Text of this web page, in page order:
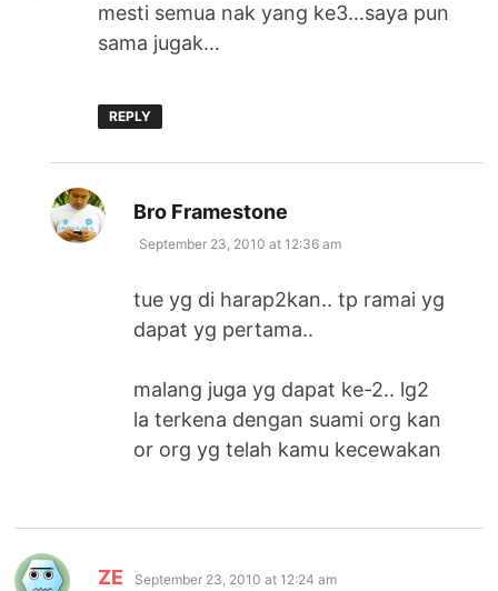
mesti semua nak yang ke3…saya pun
sama jugak…
REPLY
Bro Framestone
September 23, 2010 at 12:36 am
tue yg di harap2kan.. tp ramai yg
dapat yg pertama..
malang juga yg dapat ke-2.. lg2
la terkena dengan suami org kan
or org yg telah kamu kecewakan
ZE says:
September 23, 2010 at 12:24 am